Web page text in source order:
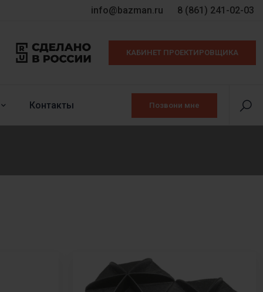
info@bazman.ru 8 (861) 241-02-03
КАБИНЕТ ПРОЕКТИРОВЩИКА
Контакты Позвони мне